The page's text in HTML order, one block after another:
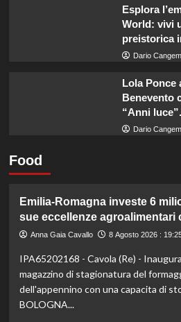
Esplora
World: vivi
preistorica
Dario
Lola Ponce
Benevento
“Anni luce”.
Dario
Food
Emilia-Romagna investe 6
sue eccellenze agroalimentari
Anna Gaia Cavallo 8 Agosto 2026 :
IPA65202168 - Cavola (Re) -
magazzino di stagionatura del
dell'appennino con una capacita di
BOLOGNA...